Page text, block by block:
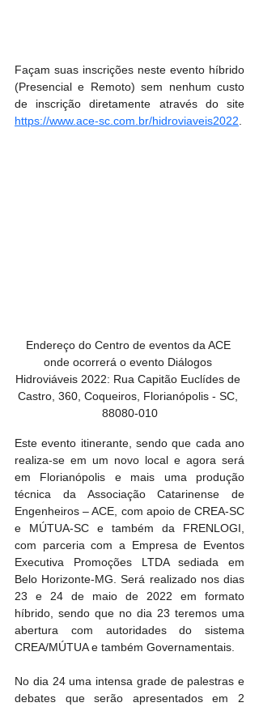
Façam suas inscrições neste evento híbrido
(Presencial e Remoto) sem nenhum custo
https://www.ace-sc.com.br/hidroviaveis2022
Endereço do Centro de eventos da ACE
onde ocorrerá o evento Diálogos
Hidroviáveis 2022: Rua Capitão Euclídes de
Castro, 360, Coqueiros, Florianópolis - SC,
88080-010
Este evento itinerante, sendo que cada ano
realiza-se em um novo local e agora será
em Florianópolis e mais uma produção
técnica da Associação Catarinense de
Engenheiros – ACE, com apoio de CREA-SC
e MÚTUA-SC e também da FRENLOGI,
com parceria com a Empresa de Eventos
Executiva Promoções LTDA sediada em
Belo Horizonte-MG. Será realizado nos dias
23 e 24 de maio de 2022 em formato
híbrido, sendo que no dia 23 teremos uma
abertura com autoridades do sistema
CREA/MÚTUA e também Governamentais.
No dia 24 uma intensa grade de palestras e
debates que serão apresentados em 2